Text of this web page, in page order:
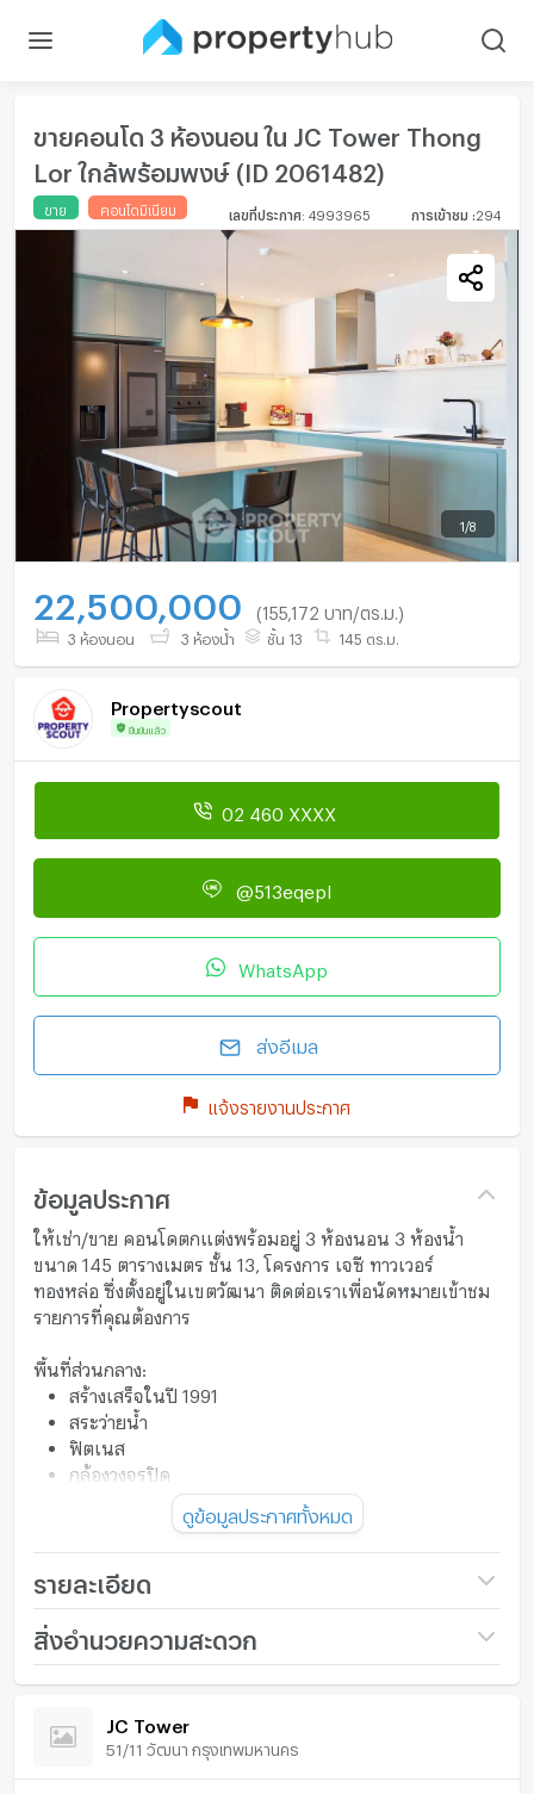
ขายคอนโด 3 ห้องนอน ใน JC Tower Thong
Lor ใกล้พร้อมพงษ์ (ID 2061482)
ขาย คอนโดมิเนียม เลขที่ประกาศ: 4993965 การเข้าชม 294
1 /8
22,500,000 (155,172 บาท/ตร.ม.)
3 ห้องนอน 3 ห้องน้ำ ชั้น 13 145 ตร.ม.
Propertyscout
ยืนยันแล้ว
02 460 XXXX
@513eqepl
WhatsApp
ส่งอีเมล
แจ้งรายงานประกาศ
ข้อมูลประกาศ
ให้เช่า/ขาย คอนโดตกแต่งพร้อมอยู่ 3 ห้องนอน 3 ห้องน้ำ
ขนาด 145 ตารางเมตร ชั้น 13, โครงการ เจซี ทาวเวอร์
ทองหล่อ ซึ่งตั้งอยู่ในเขตวัฒนา ติดต่อเราเพื่อนัดหมายเข้าชม
รายการที่คุณต้องการ
พื้นที่ส่วนกลาง:
สร้างเสร็จในปี 1991
สระว่ายน้ำ
ฟิตเนส
กล้องวงจรปิด
เรามุ่งเน้นไปที่การปล่อยเช่าและขายอสังหาริมทรัพย์ทั่ว
มืออาชีพ รวดเร็ว และหลากหลายภาษา เราเป็นหนึ่งในตัวแทน
อสังหาริมทรัพย์ชั้นนำของประเทศไทย และสามารถช่วยจัดหา
ดูข้อมูลประกาศทั้งหมด
รายละเอียด
ชื่อโครงการ JC Tower
รูปแบบห้อง
สิ่งอำนวยความสะดวก
ภายในห้อง ภายในโครงการ
เฟอร์นิเจอร์
JC Tower
51/11 วัฒนา กรุงเทพมหานคร